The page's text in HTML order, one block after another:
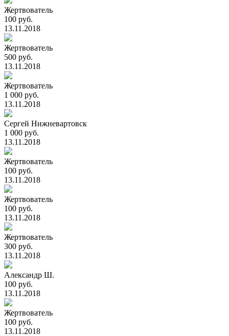
Жертвователь
100 руб.
13.11.2018
Жертвователь
500 руб.
13.11.2018
Жертвователь
1 000 руб.
13.11.2018
Сергей Нижневартовск
1 000 руб.
13.11.2018
Жертвователь
100 руб.
13.11.2018
Жертвователь
100 руб.
13.11.2018
Жертвователь
300 руб.
13.11.2018
Александр Ш.
100 руб.
13.11.2018
Жертвователь
100 руб.
13.11.2018